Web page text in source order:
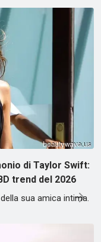
di Taylor Swift:
trend del 2026
sua amica intima.